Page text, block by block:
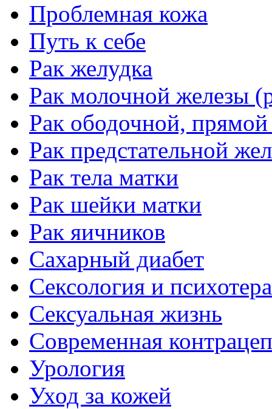
Проблемная кожа
Путь к себе
Рак желудка
Рак молочной железы
Рак ободочной,
Рак предстательной
Рак тела матки
Рак шейки матки
Рак яичников
Сахарный диабет
Сексология и
Сексуальная жизнь
Современная
Урология
Уход за кожей